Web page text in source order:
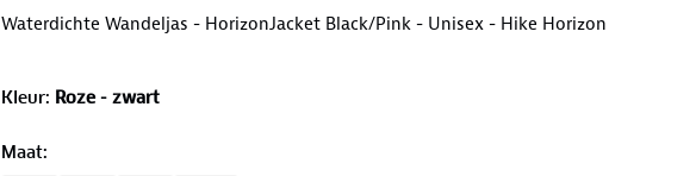
Waterdichte Wandeljas - HorizonJacket Black/Pink - Unisex - Hike Horizon
Kleur: Roze - zwart
Maat: